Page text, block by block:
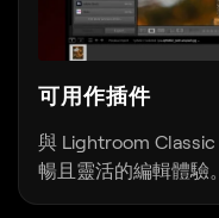
可用作插件
與 Lightroom
暢且靈活的編輯體驗。